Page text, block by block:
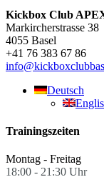
Kickbox Club
Markircherstrasse 38
4055 Basel
+41 76 383 67 86
Deutsch
Trainingszeiten
Montag - Freitag
18:00 - 21:30 Uhr